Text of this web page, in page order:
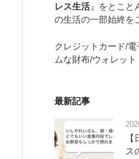
レス生活』をとこと
の生活の一部始終を
クレジットカード/
ムな財布/ウォレット
最新記事
ス